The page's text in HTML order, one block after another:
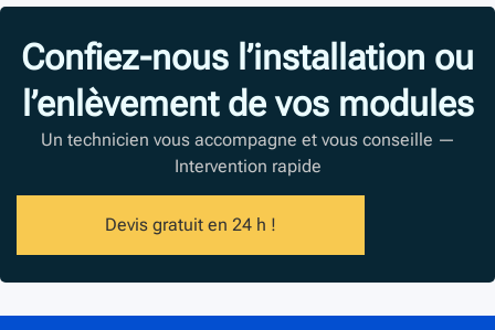
Confiez-nous l’installation ou
l’enlèvement de vos modules
Un technicien vous accompagne et vous conseille —
Intervention rapide
Devis gratuit en 24 h !